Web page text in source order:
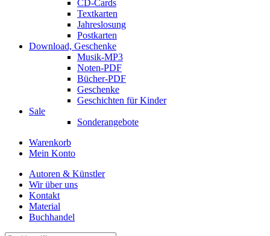
CD-Cards
Textkarten
Jahreslosung
Postkarten
Download, Geschenke
Musik-MP3
Noten-PDF
Bücher-PDF
Geschenke
Geschichten für Kinder
Sale
Sonderangebote
Warenkorb
Mein Konto
Autoren & Künstler
Wir über uns
Kontakt
Material
Buchhandel